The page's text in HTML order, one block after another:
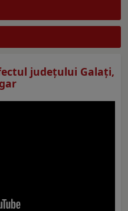
judeţului Galaţi,